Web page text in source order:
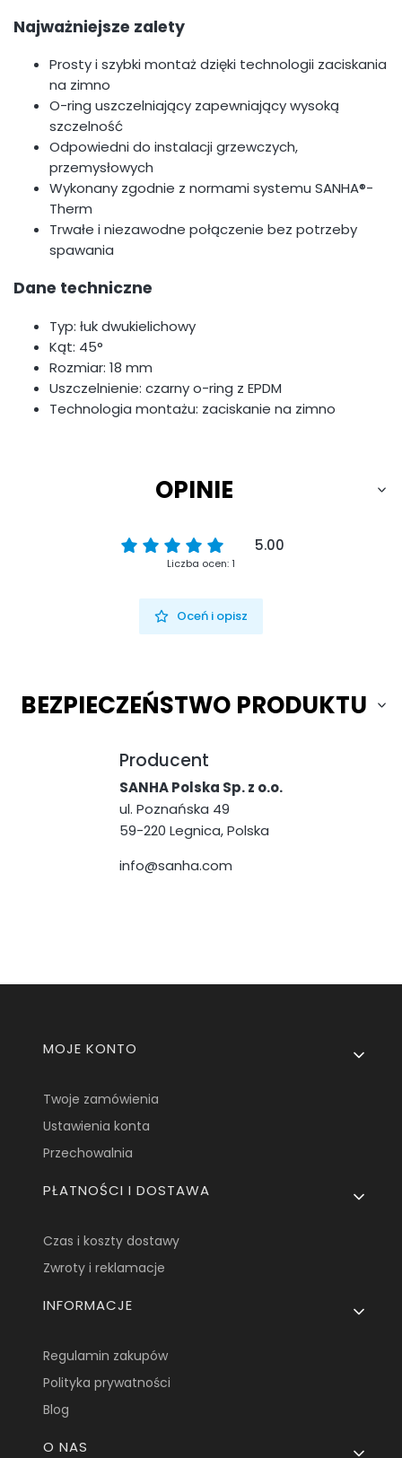
Najważniejsze zalety
Prosty i szybki montaż dzięki technologii zaciskania
na zimno
O-ring uszczelniający zapewniający wysoką
szczelność
Odpowiedni do instalacji grzewczych,
przemysłowych
Wykonany zgodnie z normami systemu SANHA®-
Therm
Trwałe i niezawodne połączenie bez potrzeby
spawania
Dane techniczne
Typ: łuk dwukielichowy
Kąt: 45°
Rozmiar: 18 mm
Uszczelnienie: czarny o-ring z EPDM
Technologia montażu: zaciskanie na zimno
OPINIE
5.00
Liczba ocen: 1
Oceń i opisz
BEZPIECZEŃSTWO PRODUKTU
Producent
SANHA Polska Sp. z o.o.
ul. Poznańska 49
59-220 Legnica, Polska
info@sanha.com
Linki w stopce
MOJE KONTO
Twoje zamówienia
Ustawienia konta
Przechowalnia
PŁATNOŚCI I DOSTAWA
Czas i koszty dostawy
Zwroty i reklamacje
INFORMACJE
Regulamin zakupów
Polityka prywatności
Blog
O NAS